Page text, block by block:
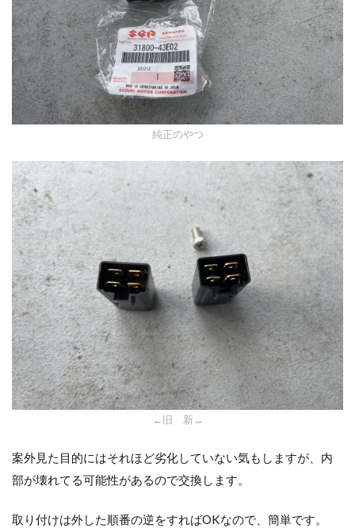
純正のやつ
←旧 新→
案外見た目的にはそれほど劣化していない気もしますが、内
部が壊れてる可能性があるので交換します。
取り付けは外した順番の逆をすればOKなので、簡単です。